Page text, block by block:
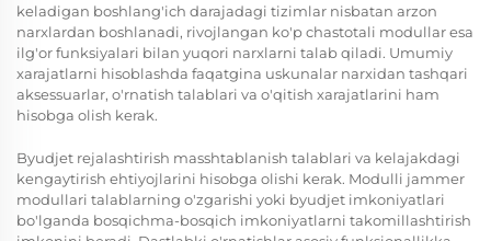
keladigan boshlang'ich darajadagi tizimlar nisbatan arzon
narxlardan boshlanadi, rivojlangan ko'p chastotali modullar esa
ilg'or funksiyalari bilan yuqori narxlarni talab qiladi. Umumiy
xarajatlarni hisoblashda faqatgina uskunalar narxidan tashqari
aksessuarlar, o'rnatish talablari va o'qitish xarajatlarini ham
hisobga olish kerak.
Byudjet rejalashtirish masshtablanish talablari va kelajakdagi
kengaytirish ehtiyojlarini hisobga olishi kerak. Modulli jammer
modullari talablarning o'zgarishi yoki byudjet imkoniyatlari
bo'lganda bosqichma-bosqich imkoniyatlarni takomillashtirish